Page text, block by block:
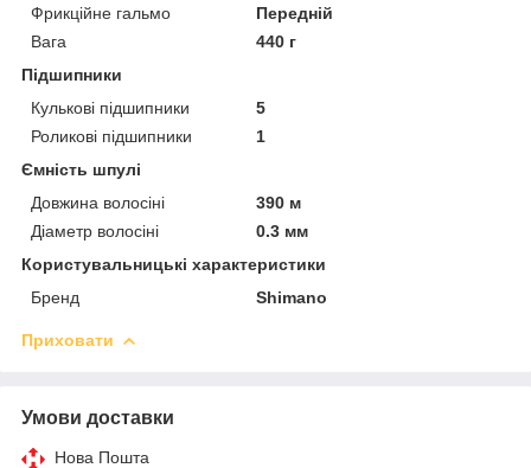
Фрикційне гальмо
Передній
Вага
440 г
Підшипники
Кулькові підшипники
5
Роликові підшипники
1
Ємність шпулі
Довжина волосіні
390 м
Діаметр волосіні
0.3 мм
Користувальницькі характеристики
Бренд
Shimano
Приховати
Умови доставки
Нова Пошта